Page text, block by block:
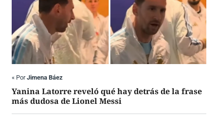
« PorJimena Báez
Yanina Latorre reveló qué hay detrás de la frase
más dudosa de Lionel Messi